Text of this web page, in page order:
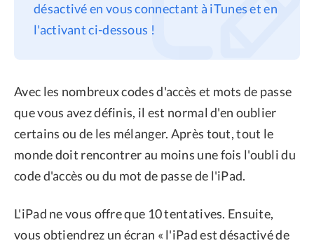
désactivé en vous connectant à iTunes et en
l'activant ci-dessous !
Avec les nombreux codes d'accès et mots de passe
que vous avez définis, il est normal d'en oublier
certains ou de les mélanger. Après tout, tout le
monde doit rencontrer au moins une fois l'oubli du
code d'accès ou du mot de passe de l'iPad.
L'iPad ne vous offre que 10 tentatives. Ensuite,
vous obtiendrez un écran « l'iPad est désactivé de